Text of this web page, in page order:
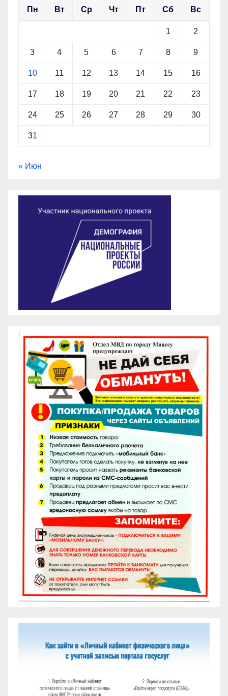
Пн Вт Ср Чт Пт Сб Вс
1 2
3 4 5 6 7 8 9
10 11 12 13 14 15 16
17 18 19 20 21 22 23
24 25 26 27 28 29 30
31
« Июн